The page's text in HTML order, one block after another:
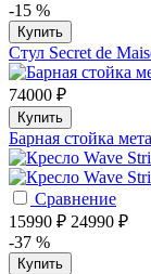
-15 %
Купить
Стул Secret de
74000 ₽
Купить
Барная стойка
Сравнение
15990 ₽ 24990 ₽
-37 %
Купить